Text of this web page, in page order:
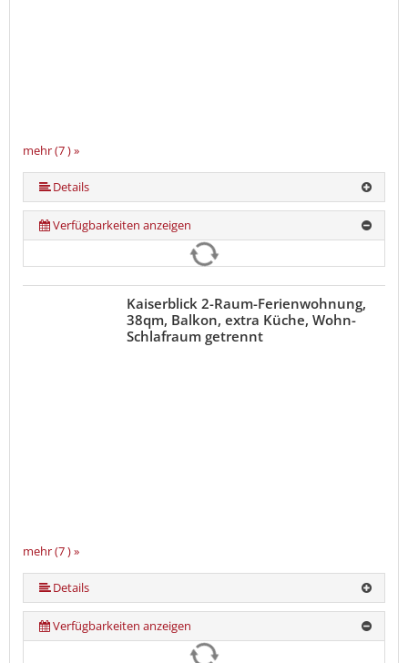
mehr (7 ) »
mehr (7 ) »
mehr (7 ) »
mehr (7 ) »
Details
Verfügbarkeiten anzeigen
mehr (7 ) »
mehr (7 ) »
mehr (7 ) »
mehr (7 ) »
Kaiserblick 2-Raum-Ferienwohnung,
38qm, Balkon, extra Küche, Wohn-
Schlafraum getrennt
Details
Verfügbarkeiten anzeigen